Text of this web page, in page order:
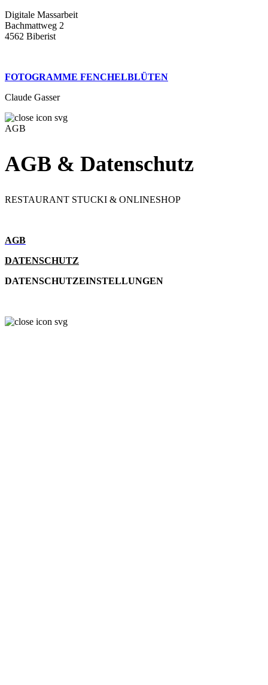
Digitale Massarbeit
Bachmattweg 2
4562 Biberist
FOTOGRAMME FENCHELBLÜTEN
Claude Gasser
AGB
AGB & Datenschutz
RESTAURANT STUCKI & ONLINESHOP
AGB
DATENSCHUTZ
DATENSCHUTZEINSTELLUNGEN